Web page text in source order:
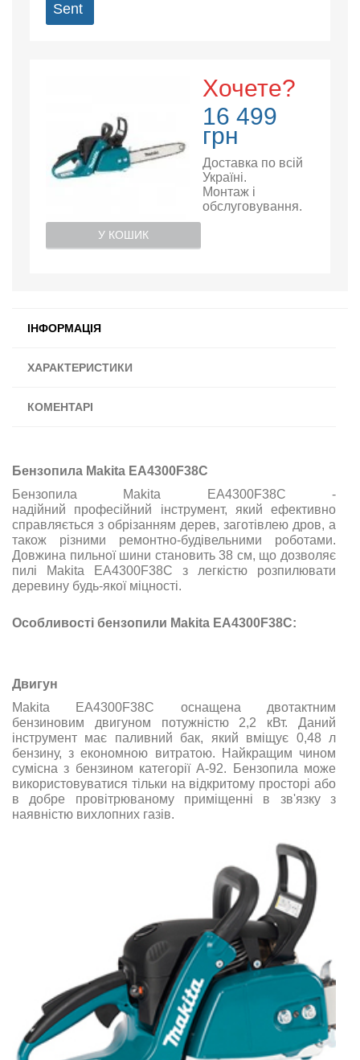
Sent
Хочете?
16 499
грн
Доставка по всій
Україні.
Монтаж і
обслуговування.
У КОШИК
ІНФОРМАЦІЯ
ХАРАКТЕРИСТИКИ
КОМЕНТАРІ
Бензопила Makita EA4300F38C
Бензопила Makita EA4300F38C -
надійний професійний інструмент, який ефективно
справляється з обрізанням дерев, заготівлею дров, а
також різними ремонтно-будівельними роботами.
Довжина пильної шини становить 38 см, що дозволяє
пилі Makita EA4300F38C з легкістю розпилювати
деревину будь-якої міцності.
Особливості бензопили Makita EA4300F38C:
Двигун
Makita EA4300F38C оснащена двотактним
бензиновим двигуном потужністю 2,2 кВт. Даний
інструмент має паливний бак, який вміщує 0,48 л
бензину, з економною витратою. Найкращим чином
сумісна з бензином категорії А-92.
Бензопила може
використовуватися тільки на відкритому просторі або
в добре провітрюваному приміщенні в зв'язку з
наявністю вихлопних газів.